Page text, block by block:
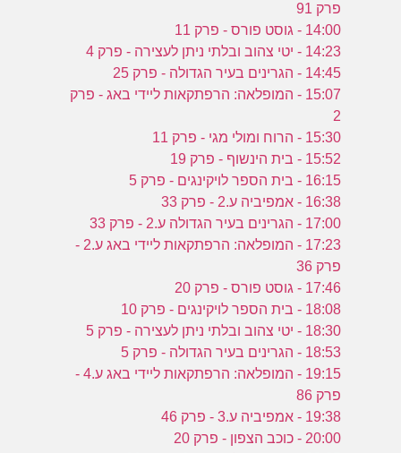
פרק 91
14:00 - גוסט פורס - פרק 11
14:23 - יטי צהוב ובלתי ניתן לעצירה - פרק 4
14:45 - הגרינים בעיר הגדולה - פרק 25
15:07 - המופלאה: הרפתקאות ליידי באג - פרק
2
15:30 - הרוח ומולי מגי - פרק 11
15:52 - בית הינשוף - פרק 19
16:15 - בית הספר לויקינגים - פרק 5
16:38 - אמפיביה ע.2 - פרק 33
17:00 - הגרינים בעיר הגדולה ע.2 - פרק 33
17:23 - המופלאה: הרפתקאות ליידי באג ע.2 -
פרק 36
17:46 - גוסט פורס - פרק 20
18:08 - בית הספר לויקינגים - פרק 10
18:30 - יטי צהוב ובלתי ניתן לעצירה - פרק 5
18:53 - הגרינים בעיר הגדולה - פרק 5
19:15 - המופלאה: הרפתקאות ליידי באג ע.4 -
פרק 86
19:38 - אמפיביה ע.3 - פרק 46
20:00 - כוכב הצפון - פרק 20